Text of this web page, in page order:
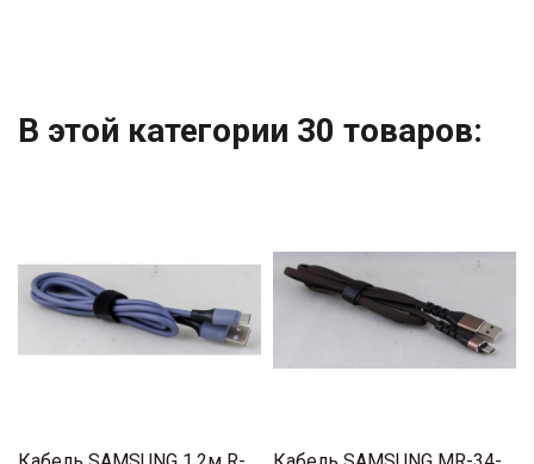
В этой категории 30 товаров: